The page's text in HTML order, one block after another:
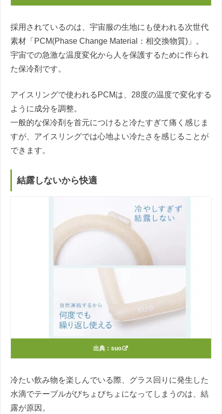
採用されているのは、宇宙服の生地にも使われる次世代
素材「PCM(Phase Change Material：相交換物質)」。
宇宙での急激な温度変化から人を保護するために作られ
た保冷剤です。
アイスリングで使われるPCMは、28度の温度で変化する
ように成分を調整。
一般的な保冷剤を首元につけると冷たすぎて痛く感じま
すが、アイスリングでは心地よい冷たさを感じることが
できます。
結露しないから快適
出典： suo
冷たい飲み物を楽しんでいる際、グラス回りに発生した
水滴でテーブルがびちょびちょになってしまうのは、結
露が原因。